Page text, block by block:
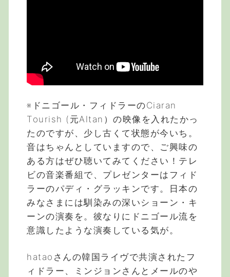
※ドニゴール・フィドラーのCiaran
Tourish (元Altan）の映像を入れたかっ
たのですが、少し古くて状態が今いち。
音はちゃんとしていますので、ご興味の
ある方はぜひ聴いてみてください！テレ
ビの音楽番組で、プレゼンターはフィド
ラーのパディ・グラッキンです。日本の
みなさまには馴染みの深いショーン・キ
ーンの演奏を。彼なりにドニゴール流を
意識したような演奏している気が。
hataoさんの韓国ライヴで共演されたフ
ィドラー、ミンジョンさんとメールのや